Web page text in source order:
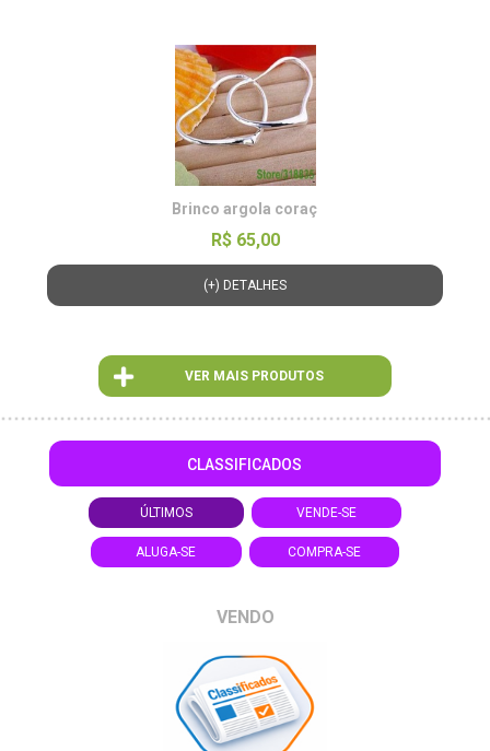
Brinco argola coraç
R$ 65,00
(+) DETALHES
VER MAIS PRODUTOS
CLASSIFICADOS
ÚLTIMOS VENDE-SE
ALUGA-SE COMPRA-SE
VENDO